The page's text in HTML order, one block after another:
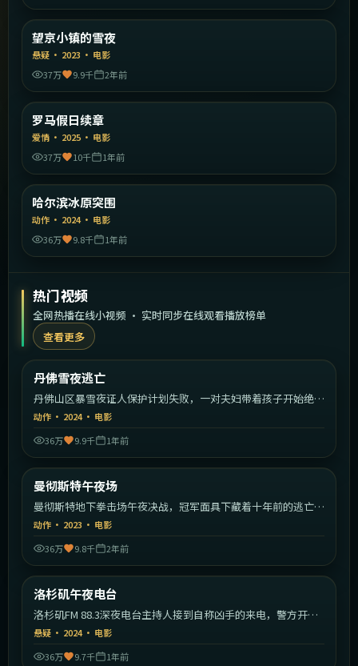
精选
望京小镇的雪夜
悬疑 · 2023 · 电影
37万
9.9千 2年前
精选
罗马假日续章
爱情 · 2025 · 电影
37万
10千 1年前
精选
哈尔滨冰原突围
动作 · 2024· 电影
36万
9.8千 1年前
热门视频
全网热播在线小视频 · 实时同步在线观看播放榜单
查看更多
热门
丹佛雪夜逃亡
丹佛山区暴雪夜证人保护计划失败，一对夫妇带着孩子开始绝命
逃亡。
动作 · 2024· 电影
36万
9.9千 1年前
热门
曼彻斯特午夜场
曼彻斯特地下拳击场午夜决战，冠军面具下藏着十年前的逃亡
者。
动作 · 2023 · 电影
36万
9.8千 2年前
热门
洛杉矶午夜电台
洛杉矶FM 88.3深夜电台主持人接到自称凶手的来电，警方开始
反向追查。
悬疑 · 2024· 电影
36万
9.7千 1年前